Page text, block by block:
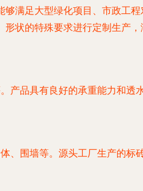
够满足大型绿化项目、市政工
形状的特殊要求进行定制生产，
产品具有良好的承重能力和
、围墙等。源头工厂生产的标